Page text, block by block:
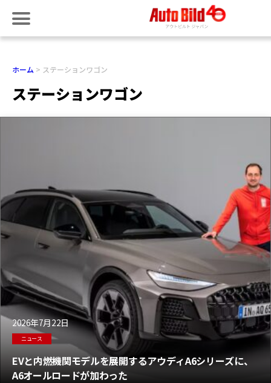
ホーム ステーションワゴン
ステーションワゴン
2026年7月22日
ニュース
EVと内燃機関モデルを展開するアウディA6シリーズに、
A6オールロードが加わった